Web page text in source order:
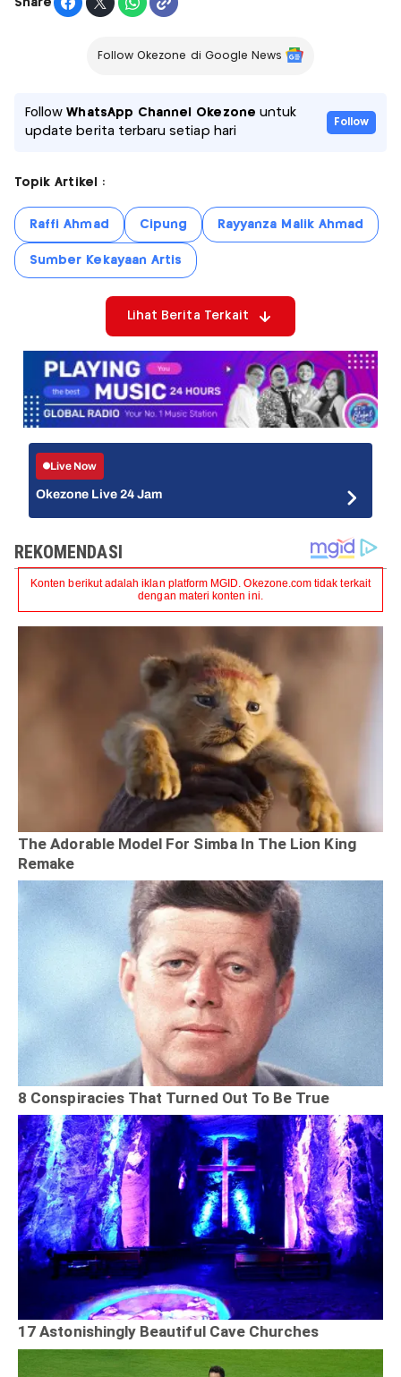
Share
Follow Okezone di Google News
FollowWhatsApp Channel Okezone untuk
update berita terbaru setiap hari
Follow
Topik Artikel :
Raffi Ahmad Cipung Rayyanza Malik Ahmad
Sumber Kekayaan Artis
Lihat Berita Terkait
Live Now
Okezone Live 24 Jam